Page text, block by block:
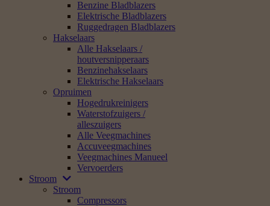
Benzine Bladblazers
Elektrische Bladblazers
Ruggedragen Bladblazers
Hakselaars
Alle Hakselaars /
houtversnipperaars
Benzinehakselaars
Elektrische Hakselaars
Opruimen
Hogedrukreinigers
Waterstofzuigers /
alleszuigers
Alle Veegmachines
Accuveegmachines
Veegmachines Manueel
Vervoerders
Stroom
Stroom
Compressors